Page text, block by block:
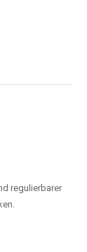
regulierbarer